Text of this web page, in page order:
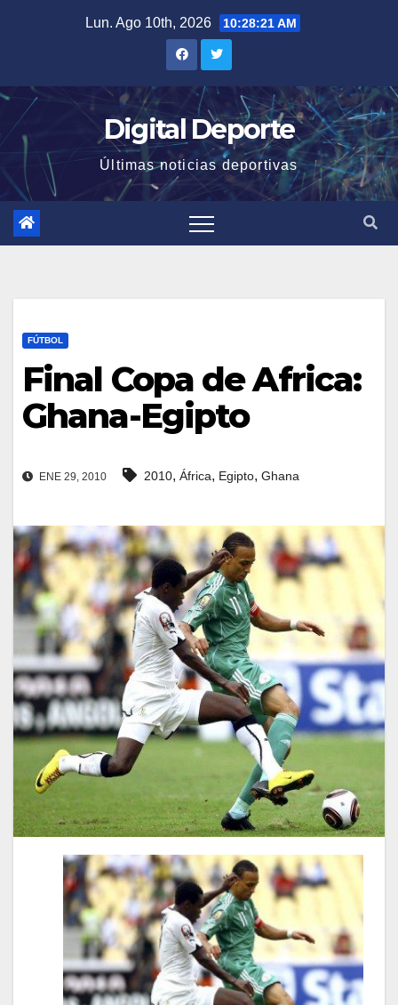
Lun. Ago 10th, 2026 10:28:21 AM
Digital Deporte
Últimas noticias deportivas
FÚTBOL
Final Copa de Africa:
Ghana-Egipto
ENE 29, 2010 2010, África, Egipto, Ghana